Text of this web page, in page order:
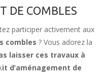
DE COMBLES
participer activement aux
combles ? Vous adorez la
laisser ces travaux à
it d’aménagement de